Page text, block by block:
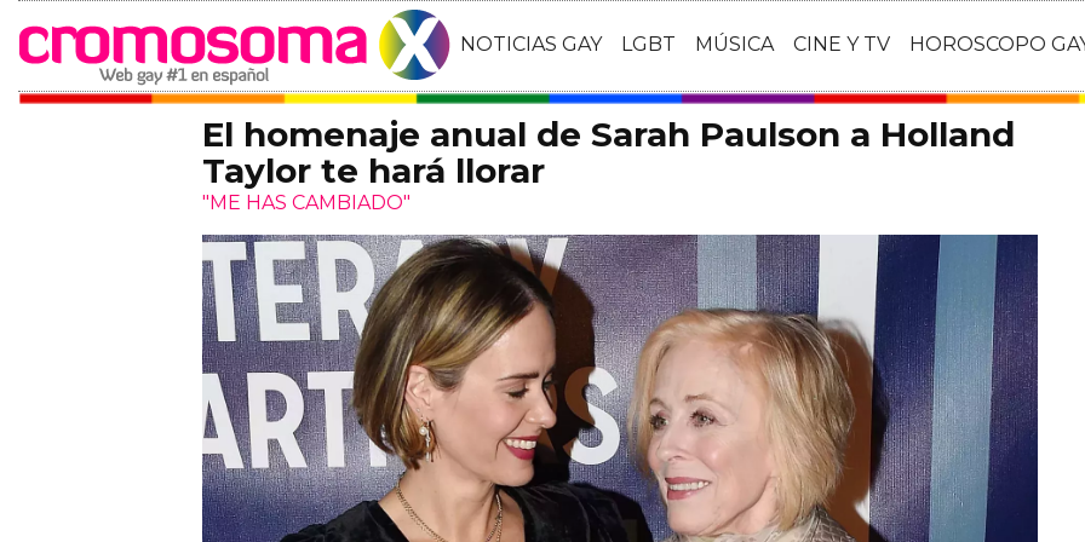
NOTICIAS GAY LGBT MÚSICA CINE Y TV HOROSCOPO
El homenaje anual de Sarah Paulson a Holland
Taylor te hará llorar
"ME HAS CAMBIADO"